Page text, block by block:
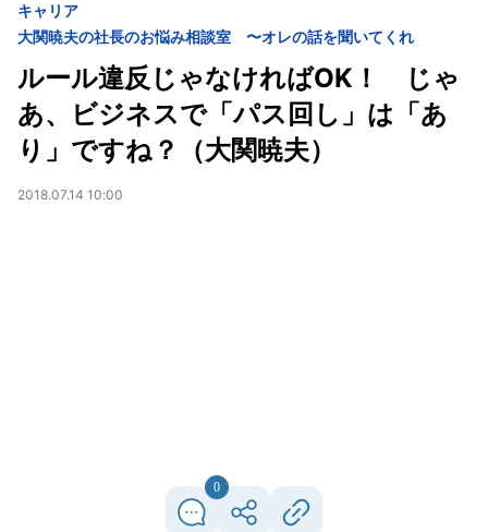
キャリア
大関暁夫の社長のお悩み相談室 〜オレの話を聞いてくれ
ルール違反じゃなければOK！ じゃ
あ、ビジネスで「パス回し」は「あ
り」ですね？（大関暁夫）
2018.07.14 10:00
0